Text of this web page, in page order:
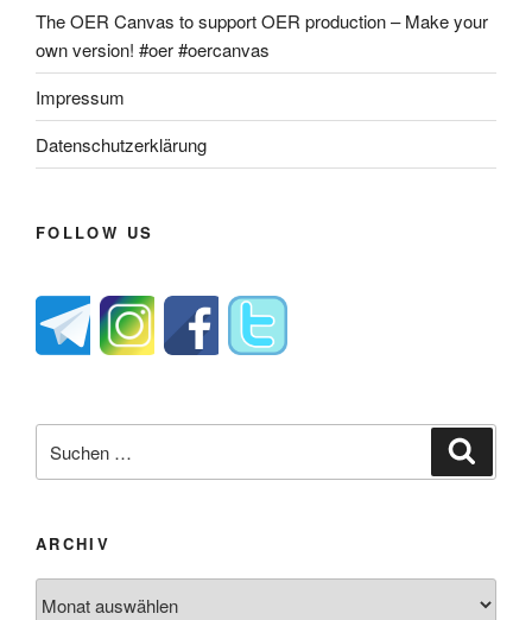
The OER Canvas to support OER production – Make your
own version! #oer #oercanvas
Impressum
Datenschutzerklärung
FOLLOW US
nach:
ARCHIV